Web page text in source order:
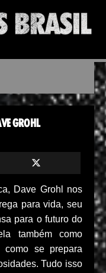
GROHL
Dave Grohl nos
para vida, seu
para o futuro do
também como
como se prepara
Tudo isso